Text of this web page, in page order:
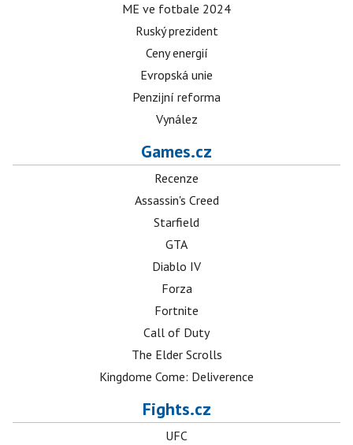
ME ve fotbale 2024
Ruský prezident
Ceny energií
Evropská unie
Penzijní reforma
Vynález
Games.cz
Recenze
Assassin's Creed
Starfield
GTA
Diablo IV
Forza
Fortnite
Call of Duty
The Elder Scrolls
Kingdome Come: Deliverence
Fights.cz
UFC